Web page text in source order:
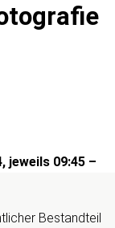
jeweils 09:45 –
Bestandteil